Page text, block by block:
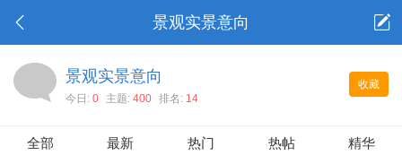
景观实景意向
收藏
景观实景意向
今日: 0 主题: 400 排名: 14
全部 最新 热门 热帖 精华